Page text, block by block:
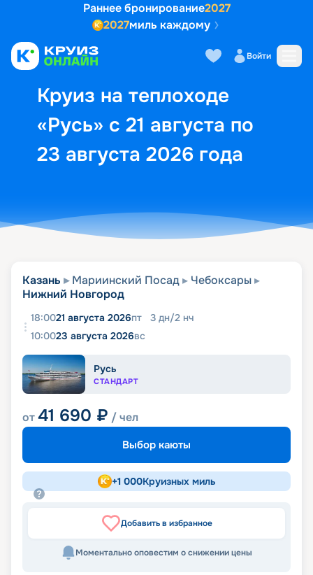
Раннее бронирование2027
2027миль каждому
Войти
Круиз на теплоходе
«Русь» с 21 августа по
23 августа 2026 года
Выбор кают Маршрут и
Казань Мариинский Посад
Чебоксары
Нижний Новгород
18:0021 августа 2026пт 3 дн/2 нч
10:0023 августа 2026вс
Русь
СТАНДАРТ
от41 690 ₽ / чел
Выбор каюты
+1 000Круизных миль
Добавить в избранное
Моментально оповестим о снижении цены